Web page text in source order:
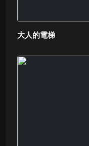
大人的電梯